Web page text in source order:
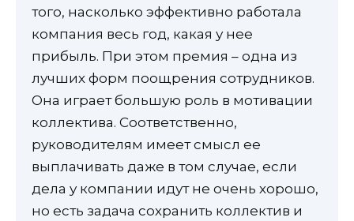
того, насколько эффективно работала
компания весь год, какая у нее
прибыль. При этом премия – одна из
лучших форм поощрения сотрудников.
Она играет большую роль в мотивации
коллектива. Соответственно,
руководителям имеет смысл ее
выплачивать даже в том случае, если
дела у компании идут не очень хорошо,
но есть задача сохранить коллектив и